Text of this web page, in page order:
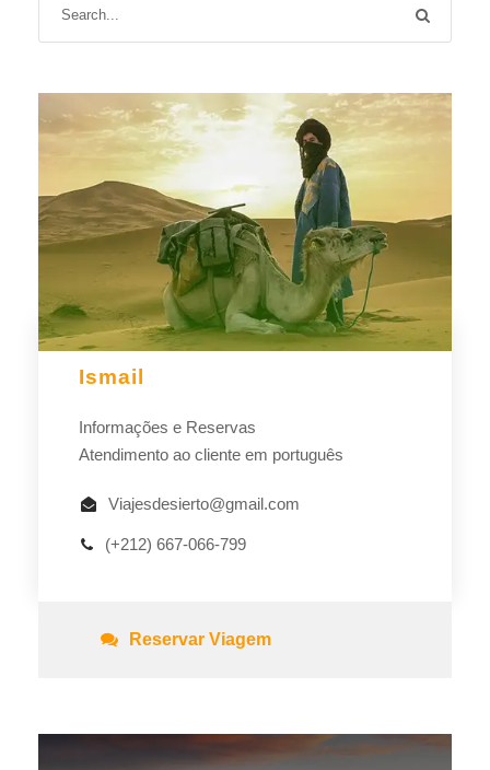
Ismail
Informações e Reservas
Atendimento ao cliente em português
Viajesdesierto@gmail.com
(+212) 667-066-799
Reservar Viagem